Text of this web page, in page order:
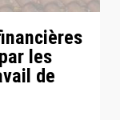
les
de